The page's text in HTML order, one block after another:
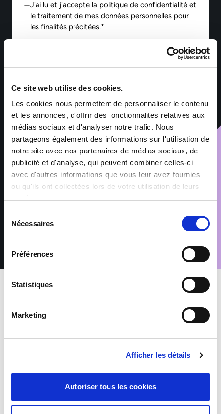
Ce site web utilise des cookies.
Les cookies nous permettent de personnaliser le contenu
et les annonces, d'offrir des fonctionnalités relatives aux
médias sociaux et d'analyser notre trafic. Nous
partageons également des informations sur l'utilisation de
notre site avec nos partenaires de médias sociaux, de
publicité et d'analyse, qui peuvent combiner celles-ci
avec d'autres informations que vous leur avez fournies
ou qu'ils ont collectées lors de votre utilisation de leurs
Nécessaires
Préférences
Statistiques
Marketing
Afficher les détails
Autoriser tous les cookies
CHAUFFEURS POIDS LOURD C-CE -
De 18.7548 à 18.76 euros par heure
INTERIM
J'ai lu et j'accepte la politique de confidentialité et
le traitement de mes données personnelles pour
les finalités précitées.*
formulaire font l’objet d’un traitement informatisé ayant pour
finalité la gestion des fichiers de candidatures et du
recrutement. Les informations marquées d’un astérisque sont
obligatoires – leur non-renseignement entraîne l’impossibilité
de traiter la demande. Ces informations sont exclusivement
destinées aux services de Sofitex Luxembourg, à ses clients et
à ses éventuels sous-traitants intervenant dans le cadre de la
prestation. Les données sont conservées pendant les durées
nécessaires aux finalités pour lesquelles elles sont traitées,
telles que précisées dans notre Politique de protection des
la protection des données à caractère personnel, vous disposez
d’opposition pour motifs légitimes, en adressant votre demande